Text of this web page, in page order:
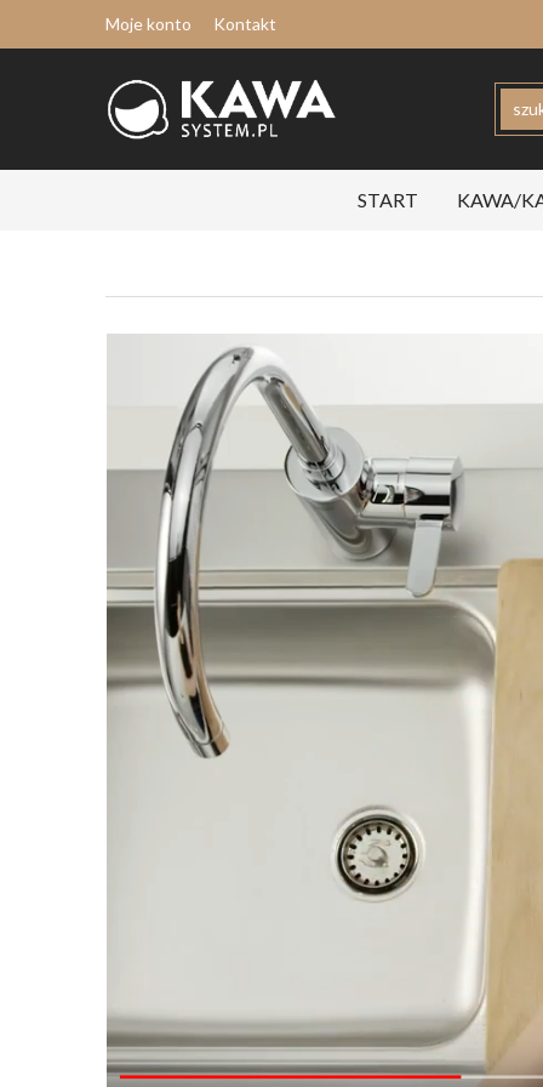
Moje konto Kontakt
START KAWA/